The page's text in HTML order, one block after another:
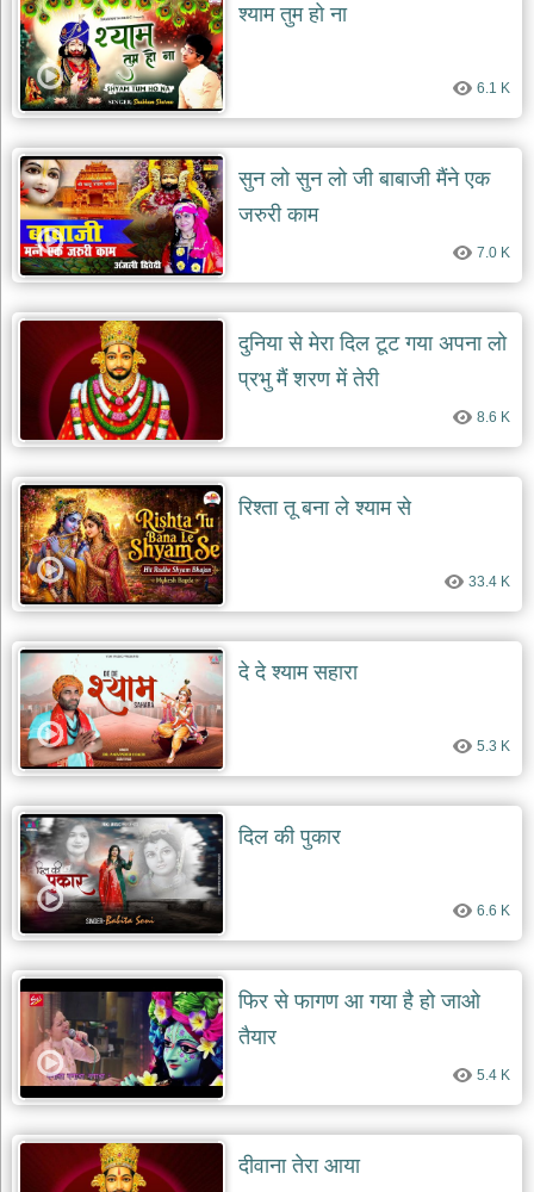
भजन
जोड़ें
add
bhajans
श्याम तुम हो ना
6.1 K
सुन लो सुन लो जी बाबाजी मैंने एक
जरुरी काम
7.0 K
दुनिया से मेरा दिल टूट गया अपना लो
प्रभु मैं शरण में तेरी
8.6 K
रिश्ता तू बना ले श्याम से
33.4 K
दे दे श्याम सहारा
5.3 K
दिल की पुकार
6.6 K
फिर से फागण आ गया है हो जाओ
तैयार
5.4 K
दीवाना तेरा आया